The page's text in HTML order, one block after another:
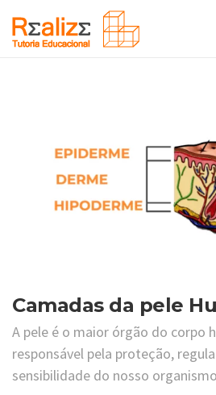
Camadas da pele
A pele é o maior órgão do corpo
responsável pela proteção,
sensibilidade do nosso